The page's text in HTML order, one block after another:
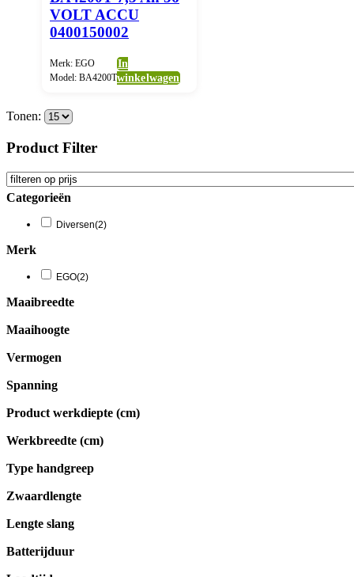
VOLT ACCU
0400150002
Merk: EGO
Model: BA4200T
In
winkelwagen
Tonen:
Product Filter
Categorieën
Diversen(2)
Merk
EGO(2)
Maaibreedte
Maaihoogte
Vermogen
Spanning
Product werkdiepte (cm)
Werkbreedte (cm)
Type handgreep
Zwaardlengte
Lengte slang
Batterijduur